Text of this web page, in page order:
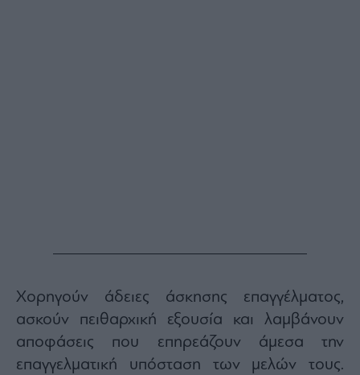
Χορηγούν άδειες άσκησης επαγγέλματος,
ασκούν πειθαρχική εξουσία και λαμβάνουν
αποφάσεις που επηρεάζουν άμεσα την
επαγγελματική υπόσταση των μελών τους.